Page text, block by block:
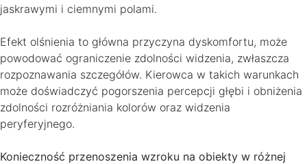
jaskrawymi i ciemnymi polami.
Efekt olśnienia to główna przyczyna dyskomfortu, może
powodować ograniczenie zdolności widzenia, zwłaszcza
rozpoznawania szczegółów. Kierowca w takich warunkach
może doświadczyć pogorszenia percepcji głębi i obniżenia
zdolności rozróżniania kolorów oraz widzenia
peryferyjnego.
Konieczność przenoszenia wzroku na obiekty w różnej